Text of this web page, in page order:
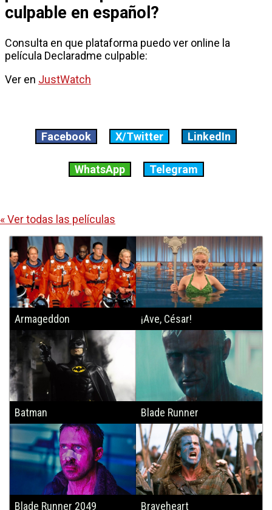
culpable en español?
Consulta en que plataforma puedo ver online la
película Declaradme culpable:
Ver en JustWatch
Facebook X/Twitter LinkedIn
WhatsApp Telegram
« Ver todas las películas
Armageddon ¡Ave, César!
Batman Blade Runner
Blade Runner 2049 Braveheart